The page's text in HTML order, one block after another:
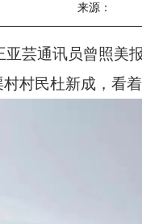
来源：
芸通讯员曾照美
村民杜新成，看